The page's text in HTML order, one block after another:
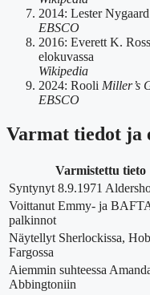
2014: Lester Nygaard
EBSCO
2016: Everett K. Ross
elokuvassa
Wikipedia
2024: Rooli Miller’s
EBSCO
Varmat tiedot ja
Varmistettu tieto
Syntynyt 8.9.1971
Voittanut Emmy- ja
palkinnot
Näytellyt Sherlockissa,
Fargossa
Aiemmin suhteessa
Abbingtoniin